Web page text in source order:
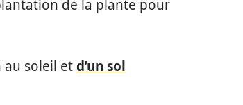
de la plante pour
au soleil etd’un sol